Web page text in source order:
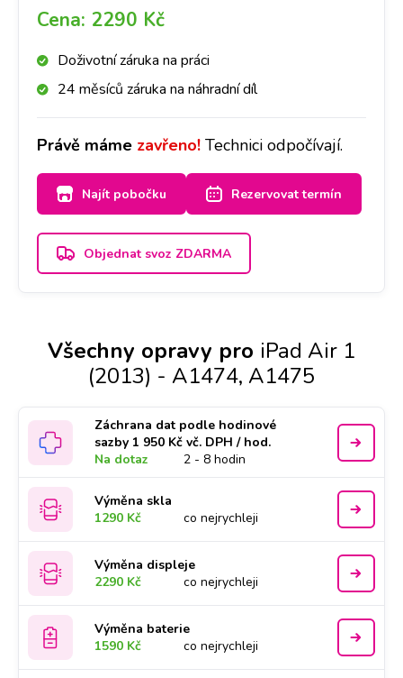
Cena: 2290 Kč
Doživotní záruka na práci
24 měsíců záruka na náhradní díl
Právě máme zavřeno! Technici odpočívají.
Najít pobočku Rezervovat termín
Objednat svoz ZDARMA
Všechny opravy pro iPad Air 1
(2013) - A1474, A1475
Záchrana dat podle hodinové
sazby 1 950 Kč vč. DPH / hod.
Na dotaz
2 - 8 hodin
Výměna skla
1290 Kč
co nejrychleji
Výměna displeje
2290 Kč
co nejrychleji
Výměna baterie
1590 Kč
co nejrychleji